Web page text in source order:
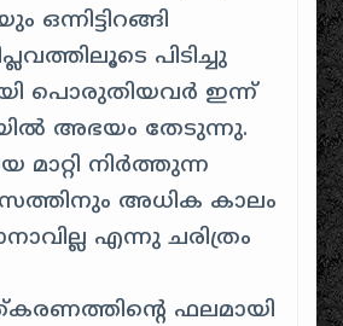
പിടിച്ചു
പൊരുതിയവർ ഇന്ന്
അഭയം തേടുന്നു.
മാറ്റി നിർത്തുന്ന
അധിക കാലം
എന്നു ചരിത്രം
ഫലമായി